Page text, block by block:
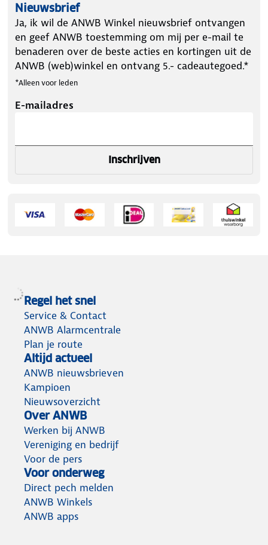
Nieuwsbrief
Ja, ik wil de ANWB Winkel nieuwsbrief ontvangen
en geef ANWB toestemming om mij per e-mail te
benaderen over de beste acties en kortingen uit de
ANWB (web)winkel en ontvang 5.- cadeautegoed.*
*Alleen voor leden
E-mailadres
Inschrijven
Regel het snel
Service & Contact
ANWB Alarmcentrale
Plan je route
Altijd actueel
ANWB nieuwsbrieven
Kampioen
Nieuwsoverzicht
Over ANWB
Werken bij ANWB
Vereniging en bedrijf
Voor de pers
Voor onderweg
Direct pech melden
ANWB Winkels
ANWB apps